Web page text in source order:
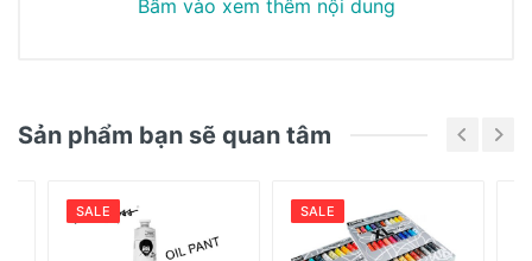
và quy trình truyền thống để đảm bảo rằng đem
√ Bộ 9 màu đựng trong hộp gỗ sang trọng
√ Dung tích : 9 x 37ml
√ Made in USA
Bấm vào xem thêm nội dung
Chưa có bài đánh giá nào
Sản phẩm bạn sẽ quan tâm
SALE SALE